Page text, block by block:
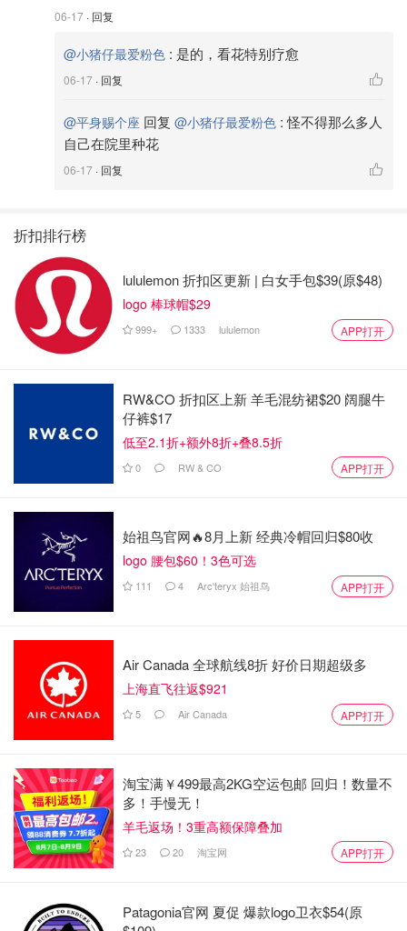
06-17 · 回复
@小猪仔最爱粉色 : 是的，看花特别疗愈
06-17 · 回复
@平身赐个座 回复 @小猪仔最爱粉色 :怪不得那么多人
自己在院里种花
06-17 · 回复
折扣排行榜
lululemon 折扣区更新 | 白女手包$39(原$48)
logo 棒球帽$29
999+ 1333 lululemon APP打开
RW&CO 折扣区上新 羊毛混纺裙$20 阔腿牛
仔裤$17
低至2.1折+额外8折+叠8.5折
0 RW & CO APP打开
始祖鸟官网🔥8月上新 经典冷帽回归$80收
logo 腰包$60！3色可选
111 4 Arc'teryx 始祖鸟 APP打开
Air Canada 全球航线8折 好价日期超级多
上海直飞往返$921
5 Air Canada APP打开
淘宝满￥499最高2KG空运包邮 回归！数量不
多！手慢无！
羊毛返场！3重高额保障叠加
23 20 淘宝网 APP打开
Patagonia官网 夏促 爆款logo卫衣$54(原